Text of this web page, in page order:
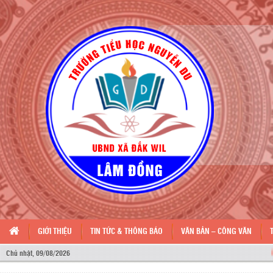
GIỚI THIỆU TIN TỨC & THÔNG BÁO VĂN BẢN – CÔNG VĂN
Chủ nhật, 09/08/2026 CHÀO